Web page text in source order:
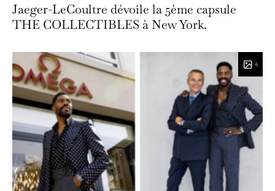
Jaeger-LeCoultre dévoile la 5ème capsule
THE COLLECTIBLES à New York.
6